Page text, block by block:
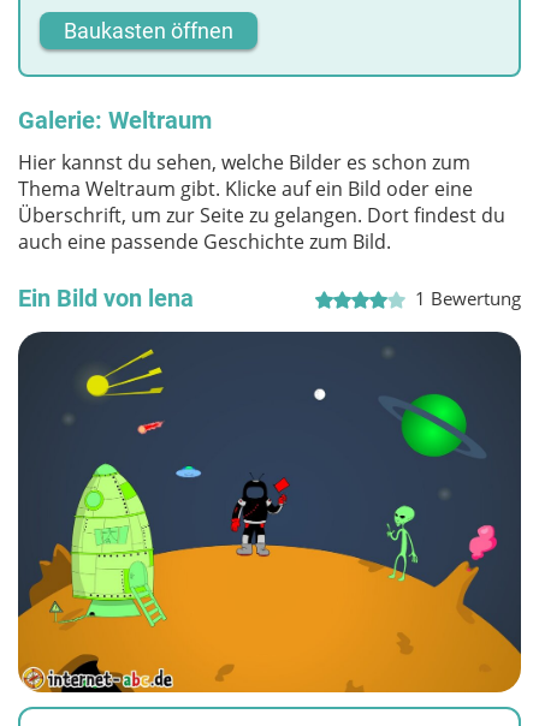
Baukasten öffnen
Galerie: Weltraum
Hier kannst du sehen, welche Bilder es schon zum
Thema Weltraum gibt. Klicke auf ein Bild oder eine
Überschrift, um zur Seite zu gelangen. Dort findest du
auch eine passende Geschichte zum Bild.
Ein Bild von lena 1 Bewertung